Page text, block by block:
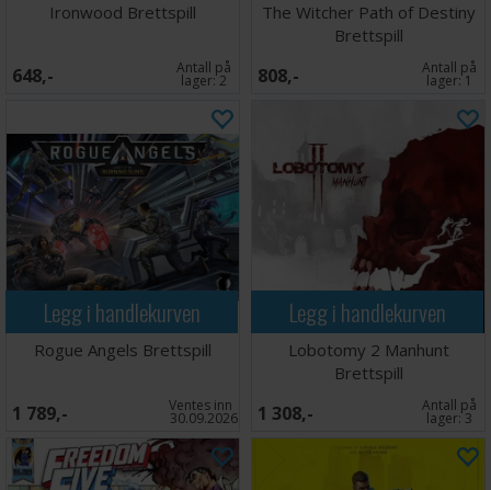
Ironwood Brettspill
648,- Antall på
lager:2
The Witcher Path of Destiny
Brettspill
808,- Antall på
lager:1
Legg i handlekurven
Rogue Angels Brettspill
1 789,- Ventes inn
30.09.2026
Legg i handlekurven
Lobotomy 2 Manhunt
Brettspill
1 308,- Antall på
lager:3